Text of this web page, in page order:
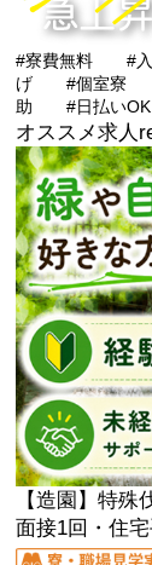
#寮費無料 #
げ
#個室寮
助
#日払いOK
オススメ求人
【造園】特殊
面接1回・住